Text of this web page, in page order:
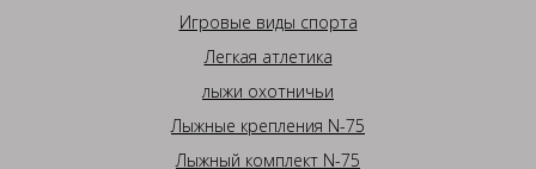
Игровые виды спорта
Легкая атлетика
лыжи охотничьи
Лыжные крепления N-75
Лыжный комплект N-75